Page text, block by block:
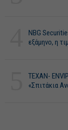
NBG
εξάμηνο, η
ΤΕΧΑΝ-
«Σπιτάκια